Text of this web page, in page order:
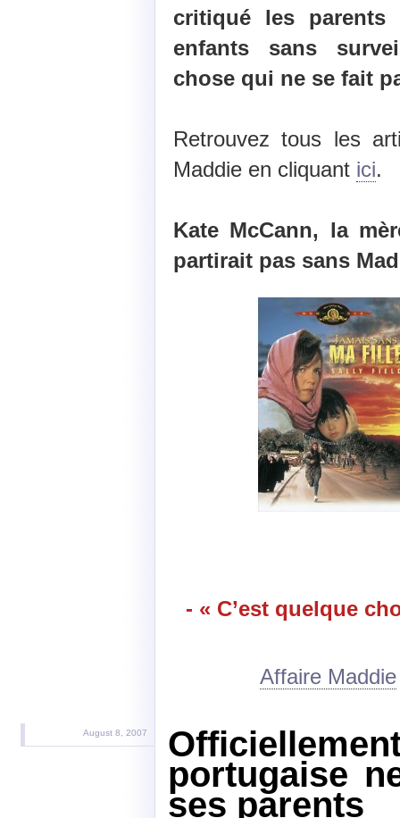
critiqué les
enfants sans
chose qui ne se fait
Retrouvez tous les
Maddie en cliquant ici.
Kate McCann, la
partirait pas sans
- « C’est quelque
Affaire Maddie
August 8, 2007
portugaise
ses parents